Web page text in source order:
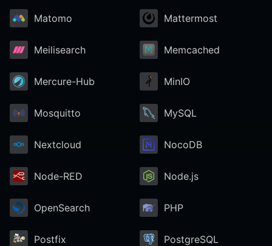
Matomo Mattermost
Meilisearch Memcached
Mercure-Hub MinIO
Mosquitto MySQL
Nextcloud NocoDB
Node-RED Node.js
OpenSearch PHP
Postfix PostgreSQL